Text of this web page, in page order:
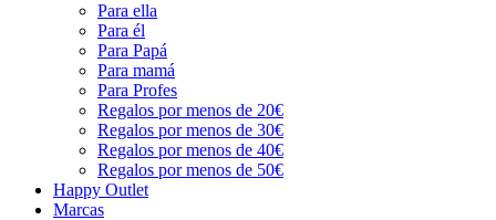
Para ella
Para él
Para Papá
Para mamá
Para Profes
Regalos por menos de 20€
Regalos por menos de 30€
Regalos por menos de 40€
Regalos por menos de 50€
Happy Outlet
Marcas